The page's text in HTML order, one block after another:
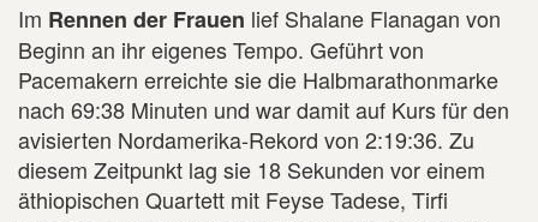
Im Rennen der Frauen lief Shalane Flanagan von
Beginn an ihr eigenes Tempo. Geführt von
Pacemakern erreichte sie die Halbmarathonmarke
nach 69:38 Minuten und war damit auf Kurs für den
avisierten Nordamerika-Rekord von 2:19:36. Zu
diesem Zeitpunkt lag sie 18 Sekunden vor einem
äthiopischen Quartett mit Feyse Tadese, Tirfi